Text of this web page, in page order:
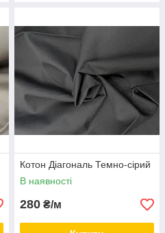
Котон Діагональ Темно-сірий
В наявності
280 ₴/м